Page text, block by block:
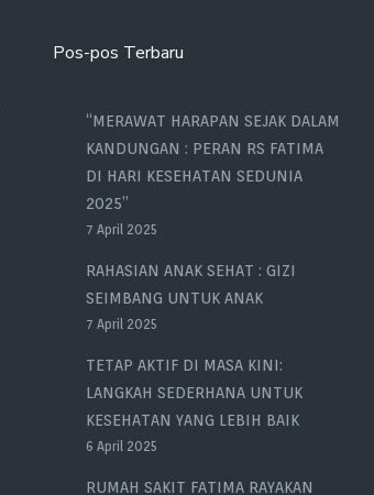
Pos-pos Terbaru
“MERAWAT HARAPAN SEJAK DALAM
KANDUNGAN : PERAN RS FATIMA
DI HARI KESEHATAN SEDUNIA
2025”
7 April 2025
RAHASIAN ANAK SEHAT : GIZI
SEIMBANG UNTUK ANAK
7 April 2025
TETAP AKTIF DI MASA KINI:
LANGKAH SEDERHANA UNTUK
KESEHATAN YANG LEBIH BAIK
6 April 2025
RUMAH SAKIT FATIMA RAYAKAN